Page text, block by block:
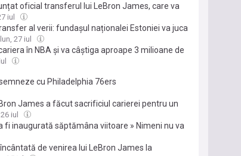
oficial transferul lui LeBron James, care va
iul
al verii: fundașul naționalei Estoniei va juca
27 iul
în NBA și va câștiga aproape 3 milioane de
cu Philadelphia 76ers
James a făcut sacrificiul carierei pentru un
iul
fi inaugurată săptămâna viitoare » Nimeni nu va
de venirea lui LeBron James la